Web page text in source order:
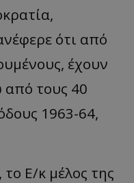
ότι από
έχουν
από τους 40
1963-64,
Ε/κ μέλος της